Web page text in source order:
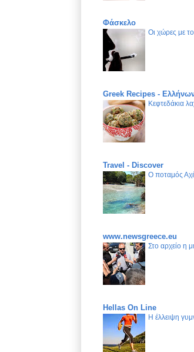
Φάσκελο
Οι χώρες με
Greek Recipes -
Κεφτεδάκια
Travel - Discover
Ο ποταμός
www.newsgreece.eu
Στο αρχείο η
Hellas On Line
Η έλλειψη